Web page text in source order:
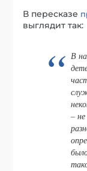
В пересказе
выглядит так:
В
–